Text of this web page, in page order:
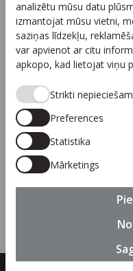
analizētu mūsu datu
izmantojat mūsu vietni,
saziņas līdzekļu,
var apvienot ar citu
apkopo, kad lietojat viņu
Strikti
Preferences
Statistika
Mārketings
Autortiesības
Privātuma politika
Piesakies jaunumiem